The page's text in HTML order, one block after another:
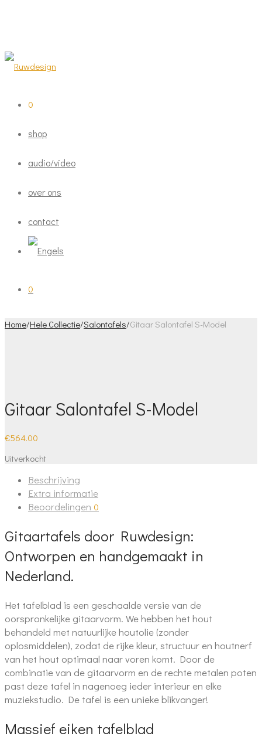
0
shop
audio/video
over ons
contact
0
Home/Hele Collectie/Salontafels/Gitaar Salontafel S-Model
Gitaar Salontafel S-Model
€564.00
Uitverkocht
Beschrijving
Extra informatie
Beoordelingen 0
Gitaartafels door Ruwdesign:
Ontworpen en handgemaakt in
Nederland.
Het tafelblad is een geschaalde versie van de
oorspronkelijke gitaarvorm. We hebben het hout
behandeld met natuurlijke houtolie (zonder
oplosmiddelen), zodat de rijke kleur, structuur en houtnerf
van het hout optimaal naar voren komt. Door de
combinatie van de gitaarvorm en de rechte metalen poten
past deze tafel in nagenoeg ieder interieur en elke
muziekstudio. De tafel is een unieke blikvanger!
Massief eiken tafelblad